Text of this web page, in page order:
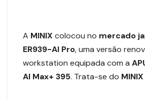
A MINIX colocou no mercado
ER939-AI Pro, uma versão
workstation equipada com a
AI Max+ 395. Trata-se do